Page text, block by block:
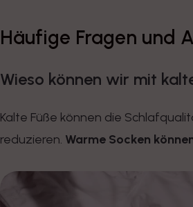
Häufige Fragen und
Wieso können wir mit
Kalte Füße können die
reduzieren. Warme Socken